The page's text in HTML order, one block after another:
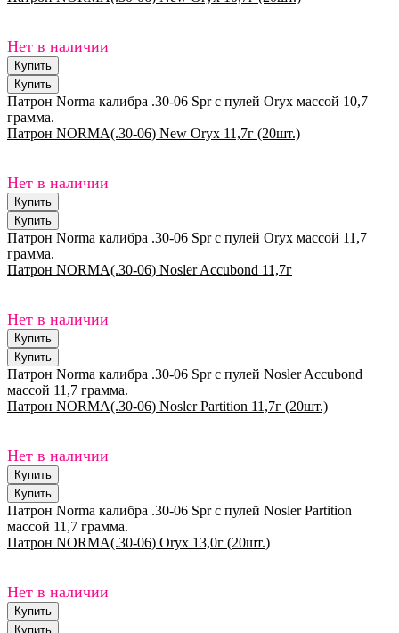
Нет в наличии
Патрон Norma калибра .30-06 Spr с пулей Oryx массой 10,7
грамма.
Патрон NORMA(.30-06) New Oryx 11,7г (20шт.)
Нет в наличии
Патрон Norma калибра .30-06 Spr с пулей Oryx массой 11,7
грамма.
Патрон NORMA(.30-06) Nosler Accubond 11,7г
Нет в наличии
Патрон Norma калибра .30-06 Spr с пулей Nosler Accubond
массой 11,7 грамма.
Патрон NORMA(.30-06) Nosler Partition 11,7г (20шт.)
Нет в наличии
Патрон Norma калибра .30-06 Spr с пулей Nosler Partition
массой 11,7 грамма.
Патрон NORMA(.30-06) Oryx 13,0г (20шт.)
Нет в наличии